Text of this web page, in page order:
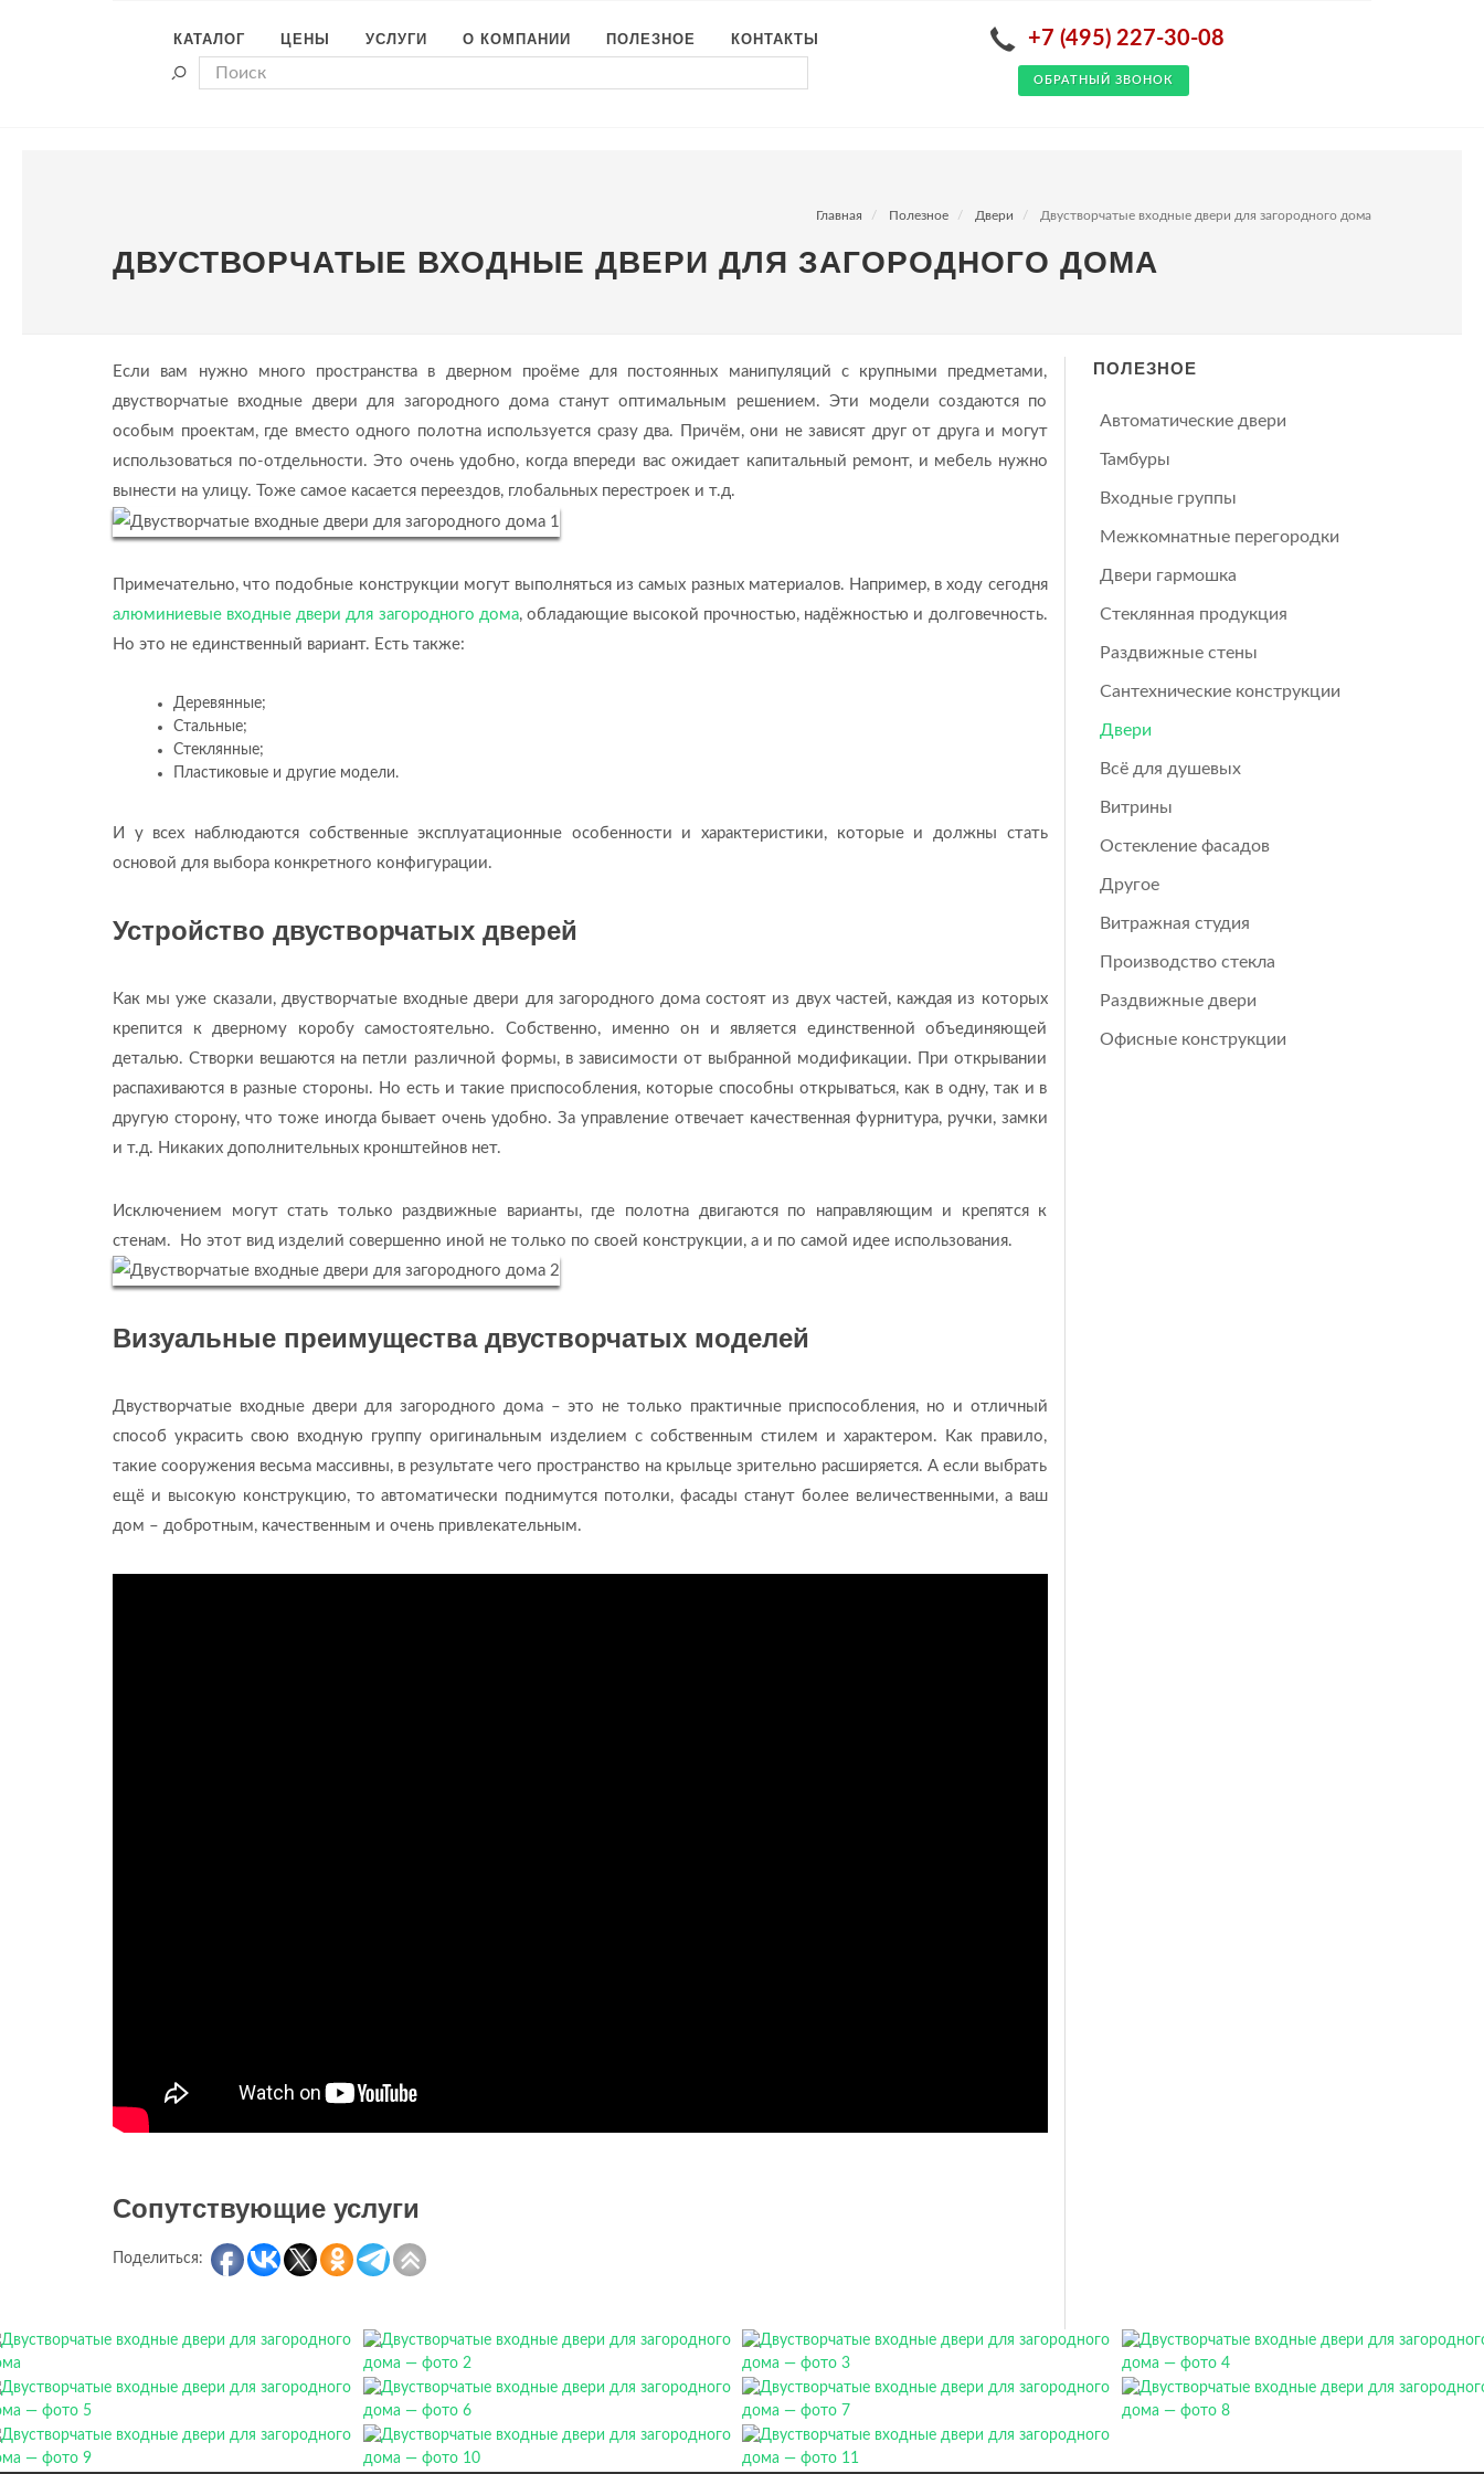
КАТАЛОГ ЦЕНЫ УСЛУГИ О КОМПАНИИ ПОЛЕЗНОЕ КОНТАКТЫ +7 (495) 227-30-08
ОБРАТНЫЙ ЗВОНОК
Главная Полезное Двери Двустворчатые входные двери для загородного дома
ДВУСТВОРЧАТЫЕ ВХОДНЫЕ ДВЕРИ ДЛЯ ЗАГОРОДНОГО ДОМА
Если вам нужно много пространства в дверном проёме для постоянных манипуляций с крупными предметами,
двустворчатые входные двери для загородного дома станут оптимальным решением. Эти модели создаются по
особым проектам, где вместо одного полотна используется сразу два. Причём, они не зависят друг от друга и могут
использоваться по-отдельности. Это очень удобно, когда впереди вас ожидает капитальный ремонт, и мебель нужно
вынести на улицу. Тоже самое касается переездов, глобальных перестроек и т.д.
Примечательно, что подобные конструкции могут выполняться из самых разных материалов. Например, в ходу сегодня
алюминиевые входные двери для загородного дома, обладающие высокой прочностью, надёжностью и долговечность.
Но это не единственный вариант. Есть также:
Деревянные;
Стальные;
Стеклянные;
Пластиковые и другие модели.
И у всех наблюдаются собственные эксплуатационные особенности и характеристики, которые и должны стать
основой для выбора конкретного конфигурации.
Устройство двустворчатых дверей
Как мы уже сказали, двустворчатые входные двери для загородного дома состоят из двух частей, каждая из которых
крепится к дверному коробу самостоятельно. Собственно, именно он и является единственной объединяющей
деталью. Створки вешаются на петли различной формы, в зависимости от выбранной модификации. При открывании
распахиваются в разные стороны. Но есть и такие приспособления, которые способны открываться, как в одну, так и в
другую сторону, что тоже иногда бывает очень удобно. За управление отвечает качественная фурнитура, ручки, замки
и т.д. Никаких дополнительных кронштейнов нет.
Исключением могут стать только раздвижные варианты, где полотна двигаются по направляющим и крепятся к
стенам. Но этот вид изделий совершенно иной не только по своей конструкции, а и по самой идее использования.
Визуальные преимущества двустворчатых моделей
Двустворчатые входные двери для загородного дома – это не только практичные приспособления, но и отличный
способ украсить свою входную группу оригинальным изделием с собственным стилем и характером. Как правило,
такие сооружения весьма массивны, в результате чего пространство на крыльце зрительно расширяется. А если выбрать
ещё и высокую конструкцию, то автоматически поднимутся потолки, фасады станут более величественными, а ваш
дом – добротным, качественным и очень привлекательным.
Сопутствующие услуги
Поделиться:
ПОЛЕЗНОЕ
Автоматические двери
Тамбуры
Входные группы
Межкомнатные перегородки
Двери гармошка
Стеклянная продукция
Раздвижные стены
Сантехнические конструкции
Двери
Всё для душевых
Витрины
Остекление фасадов
Другое
Витражная студия
Производство стекла
Раздвижные двери
Офисные конструкции